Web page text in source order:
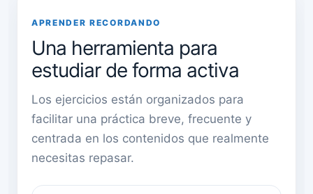
APRENDER RECORDANDO
Una herramienta para
estudiar de forma activa
Los ejercicios están organizados para
facilitar una práctica breve, frecuente y
centrada en los contenidos que realmente
necesitas repasar.